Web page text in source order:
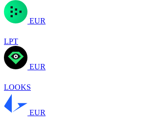
EUR
LPT
EUR
LOOKS
EUR